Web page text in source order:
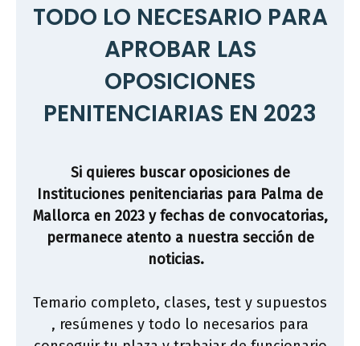
TODO LO NECESARIO PARA
APROBAR LAS
OPOSICIONES
PENITENCIARIAS EN 2023
Si quieres buscar oposiciones de
Instituciones penitenciarias para Palma de
Mallorca en 2023 y fechas de convocatorias,
permanece atento a nuestra sección de
noticias.
Temario completo, clases, test y supuestos
, resúmenes y todo lo necesarios para